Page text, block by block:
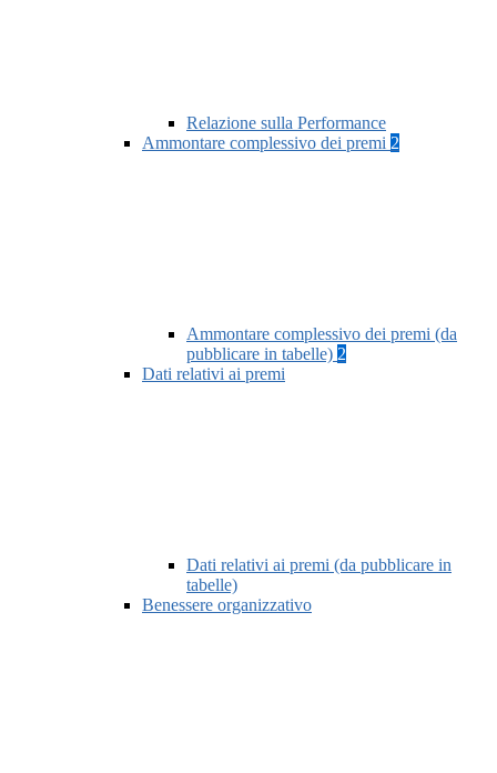
Relazione sulla Performance
Ammontare complessivo dei premi 2
Ammontare complessivo dei premi (da
pubblicare in tabelle) 2
Dati relativi ai premi
Dati relativi ai premi (da pubblicare in
tabelle)
Benessere organizzativo